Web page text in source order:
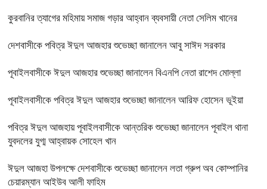
কুরবানির ত্যাগের মহিমায় সমাজ গড়ার আহ্বান ব্যবসায়ী নেতা সেলিম খানের
দেশবাসীকে পবিত্র ঈদুল আজহার শুভেচ্ছা জানালেন আবু সাঈদ সরকার
পূবাইলবাসীকে ঈদুল আজহার শুভেচ্ছা জানালেন বিএনপি নেতা রাশেদ মোল্লা
পূবাইলবাসীকে পবিত্র ঈদুল আজহার শুভেচ্ছা জানালেন আরিফ হোসেন ভূইয়া
পবিত্র ঈদুল আজহায় পূবাইলবাসীকে আন্তরিক শুভেচ্ছা জানালেন পূবাইল থানা
যুবদলের যুগ্ম আহ্বায়ক সোহেল খান
ঈদুল আজহা উপলক্ষে দেশবাসীকে শুভেচ্ছা জানালেন লতা গ্রুপ অব কোম্পানির
চেয়ারম্যান আইউব আলী ফাহিম